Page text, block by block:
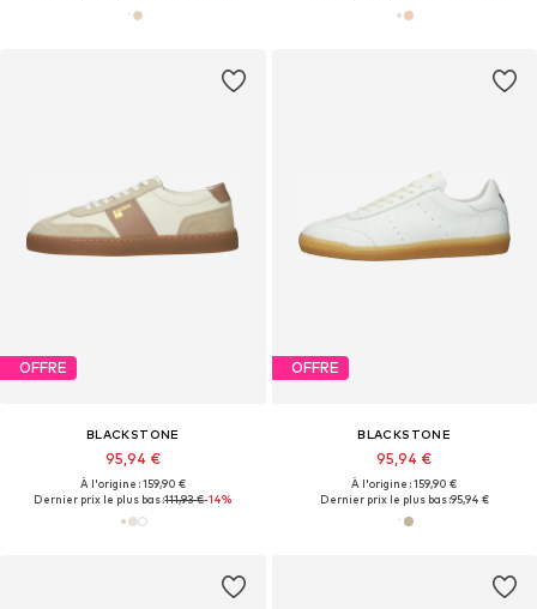
OFFRE
BLACKSTONE
95,94 €
À l'origine : 159,90 €
Dernier prix le plus bas :111,93 €-14%
OFFRE
BLACKSTONE
95,94 €
À l'origine : 159,90 €
Dernier prix le plus bas :95,94 €